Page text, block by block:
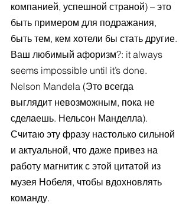
компанией, успешной страной) – это
быть примером для подражания,
быть тем, кем хотели бы стать другие.
Ваш любимый афоризм?: it always
seems impossible until it’s done.
Nelson Mandela (Это всегда
выглядит невозможным, пока не
сделаешь. Нельсон Манделла).
Считаю эту фразу настолько сильной
и актуальной, что даже привез на
работу магнитик с этой цитатой из
музея Нобеля, чтобы вдохновлять
команду.